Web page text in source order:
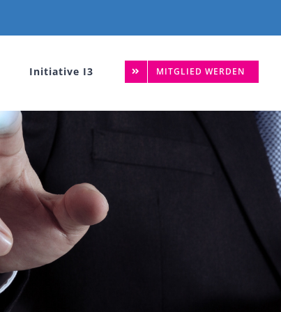
Initiative I3 MITGLIED WERDEN